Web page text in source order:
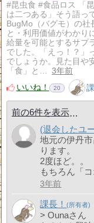
#昆虫食 #食品ロス 「
は二つある」そう語っ
BugMo（バグモ）の社
と・利用価値がわかり
給量を可能とするサプ
でした。「えっ！？」
でしょうか。見た目や
「食」と…
3年前
いいね！
20
前の6件を表示
(退会したユ
地元の伊丹
ります。
2度ほど。。
もちろん「
3年前
課長！
> Ounaさん